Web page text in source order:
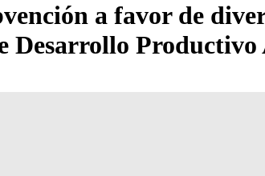
a favor de
Desarrollo